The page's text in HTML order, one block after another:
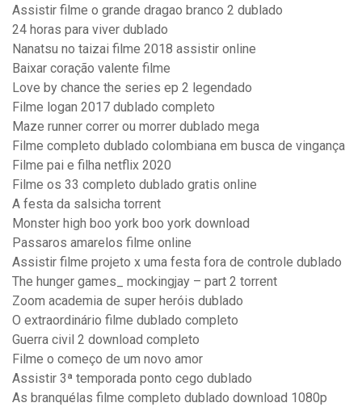
Assistir filme o grande dragao branco 2 dublado
24 horas para viver dublado
Nanatsu no taizai filme 2018 assistir online
Baixar coração valente filme
Love by chance the series ep 2 legendado
Filme logan 2017 dublado completo
Maze runner correr ou morrer dublado mega
Filme completo dublado colombiana em busca de vingança
Filme pai e filha netflix 2020
Filme os 33 completo dublado gratis online
A festa da salsicha torrent
Monster high boo york boo york download
Passaros amarelos filme online
Assistir filme projeto x uma festa fora de controle dublado
The hunger games_ mockingjay – part 2 torrent
Zoom academia de super heróis dublado
O extraordinário filme dublado completo
Guerra civil 2 download completo
Filme o começo de um novo amor
Assistir 3ª temporada ponto cego dublado
As branquélas filme completo dublado download 1080p